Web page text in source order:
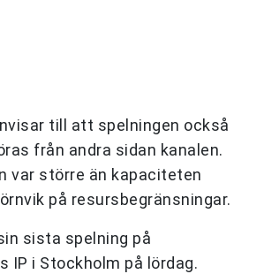
till att spelningen också
från andra sidan kanalen.
var större än kapaciteten
på resursbegränsningar.
sista spelning på
IP i Stockholm på lördag.